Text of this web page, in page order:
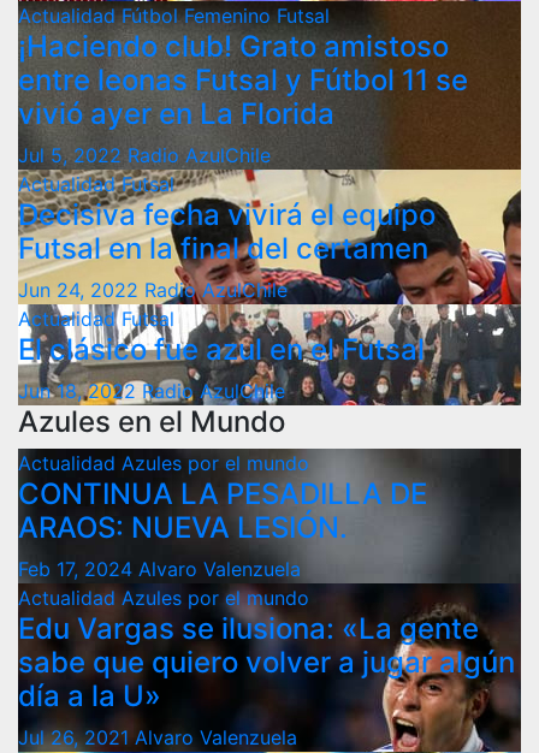
ActualidadFútbol Femenino Futsal
¡Haciendo club! Grato amistoso
entre leonas Futsal y Fútbol 11 se
vivió ayer en La Florida
Jul 5, 2022 Radio AzulChile
ActualidadFutsal
Decisiva fecha vivirá el equipo
Futsal en la final del certamen
Jun 24, 2022 Radio AzulChile
Actualidad Futsal
El clásico fue azul en el Futsal
Jun 18, 2022 Radio AzulChile
Azules en el Mundo
Actualidad Azules por el mundo
CONTINUA LA PESADILLA DE
ARAOS: NUEVA LESIÓN.
Feb 17, 2024 Alvaro Valenzuela
Actualidad Azules por el mundo
Edu Vargas se ilusiona: «La gente
sabe que quiero volver a jugar algún
día a la U»
Jul 26, 2021 Alvaro Valenzuela